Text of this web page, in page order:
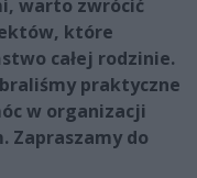
warto zwrócić
które
całej rodzinie.
praktyczne
w organizacji
Zapraszamy do